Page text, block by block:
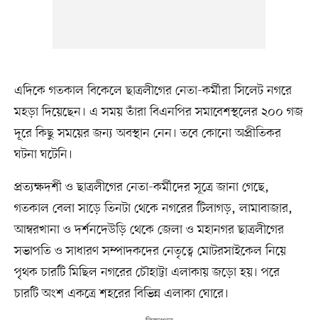
এদিকে গতকাল বিকেলে ছাত্রলীগের নেতা-কর্মীরা সিলেট নগরে
মহড়া দিয়েছেন। এ সময় তাঁরা বিএনপির সমাবেশস্থলের ২০০ গজ
দূরে কিছু সময়ের জন্য অবস্থান নেন। তবে কোনো অপ্রীতিকর
ঘটনা ঘটেনি।
প্রত্যক্ষদর্শী ও ছাত্রলীগের নেতা-কর্মীদের সূত্রে জানা গেছে,
গতকাল বেলা সাড়ে তিনটা থেকে নগরের টিলাগড়, লামাবাজার,
আম্বরখানা ও দর্শনদেউড়ি থেকে জেলা ও মহানগর ছাত্রলীগের
সভাপতি ও সাধারণ সম্পাদকদের নেতৃত্বে মোটরসাইকেল নিয়ে
পৃথক চারটি মিছিল নগরের চৌহাট্টা এলাকায় জড়ো হয়। পরে
চারটি অংশ একত্রে শহরের বিভিন্ন এলাকা ঘোরে।